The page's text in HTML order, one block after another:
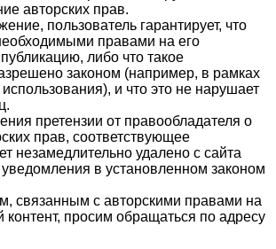
авторских прав.
пользователь гарантирует, что
правами на его
либо что такое
законом (например, в рамках
и что это не нарушает
претензии от правообладателя о
прав, соответствующее
незамедлительно удалено с сайта
в установленном законом
связанным с авторскими правами на
контент, просим обращаться по адресу